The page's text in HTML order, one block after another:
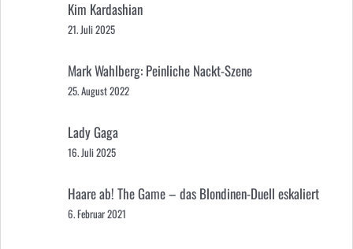
Kim Kardashian
21. Juli 2025
Mark Wahlberg: Peinliche Nackt-Szene
25. August 2022
Lady Gaga
16. Juli 2025
Haare ab! The Game – das Blondinen-Duell eskaliert
6. Februar 2021